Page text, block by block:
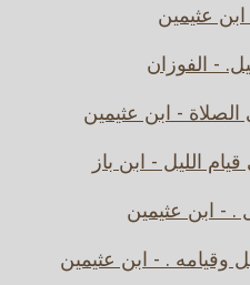
ابن عثيمين
- الفوزان
- ابن عثيمين
الليل - ابن باز
. - ابن عثيمين
وقيامه . - ابن عثيمين